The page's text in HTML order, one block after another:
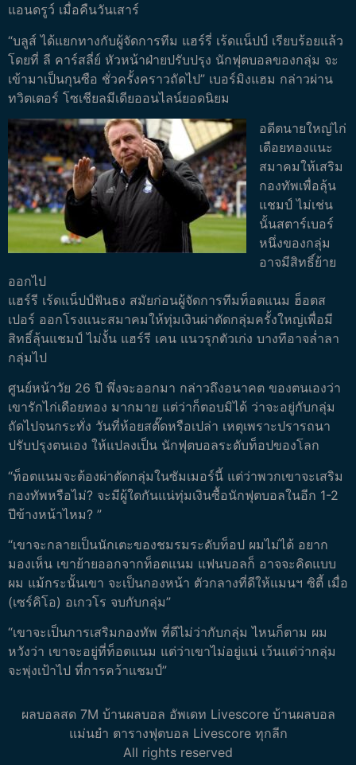
แอนดรูว์ เมื่อคืนวันเสาร์
“บลูส์ ได้แยกทางกับผู้จัดการทีม แฮร์รี่ เร้ดแน็ปป์ เรียบร้อยแล้ว
โดยที่ ลี คาร์สลี่ย์ หัวหน้าฝ่ายปรับปรุง นักฟุตบอลของกลุ่ม จะ
เข้ามาเป็นกุนซือ ชั่วครั้งคราวถัดไป” เบอร์มิงแฮม กล่าวผ่าน
ทวิตเตอร์ โซเชียลมีเดียออนไลน์ยอดนิยม
อดีตนายใหญ่ไก่
เดือยทองแนะ
สมาคมให้เสริม
กองทัพเพื่อลุ้น
แชมป์ ไม่เช่น
นั้นสตาร์เบอร์
หนึ่งของกลุ่ม
อาจมีสิทธิ์ย้าย
ออกไป
แฮร์รี เร้ดแน็ปป์ฟันธง สมัยก่อนผู้จัดการทีมท็อตแนม ฮ็อตส
เปอร์ ออกโรงแนะสมาคมให้ทุ่มเงินผ่าตัดกลุ่มครั้งใหญ่เพื่อมี
สิทธิ์ลุ้นแชมป์ ไม่งั้น แฮร์รี เคน แนวรุกตัวเก่ง บางทีอาจล่ำลา
กลุ่มไป
ศูนย์หน้าวัย 26 ปี พึ่งจะออกมา กล่าวถึงอนาคต ของตนเองว่า
เขารักไก่เดือยทอง มากมาย แต่ว่าก็ตอบมิได้ ว่าจะอยู่กับกลุ่ม
ถัดไปจนกระทั่ง วันที่ห้อยสตั๊ดหรือเปล่า เหตุเพราะปรารถนา
ปรับปรุงตนเอง ให้แปลงเป็น นักฟุตบอลระดับท็อปของโลก
“ท็อตแนมจะต้องผ่าตัดกลุ่มในซัมเมอร์นี้ แต่ว่าพวกเขาจะเสริม
กองทัพหรือไม่? จะมีผู้ใดกันแน่ทุ่มเงินซื้อนักฟุตบอลในอีก 1-2
ปีข้างหน้าไหม? ”
“เขาจะกลายเป็นนักเตะของชมรมระดับท็อป ผมไม่ได้ อยาก
มองเห็น เขาย้ายออกจากท็อตแนม แฟนบอลก็ อาจจะคิดแบบ
ผม แม้กระนั้นเขา จะเป็นกองหน้า ตัวกลางที่ดีให้แมนฯ ซิตี้ เมื่อ
(เซร์คิโอ) อเกวโร จบกับกลุ่ม”
“เขาจะเป็นการเสริมกองทัพ ที่ดีไม่ว่ากับกลุ่ม ไหนก็ตาม ผม
หวังว่า เขาจะอยู่ที่ท็อตแนม แต่ว่าเขาไม่อยู่แน่ เว้นแต่ว่ากลุ่ม
จะพุ่งเป้าไป ที่การคว้าแชมป์”
ผลบอลสด 7M บ้านผลบอล อัพเดท Livescore บ้านผลบอล
แม่นยำ ตารางฟุตบอล Livescore ทุกลีก
All rights reserved